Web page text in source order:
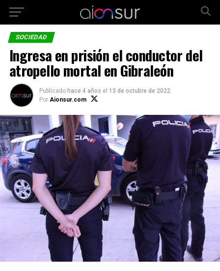
SOCIEDAD
Ingresa en prisión el conductor del
atropello mortal en Gibraleón
Publicado hace 4 años el 13 de octubre de 2022
Por Aionsur.com